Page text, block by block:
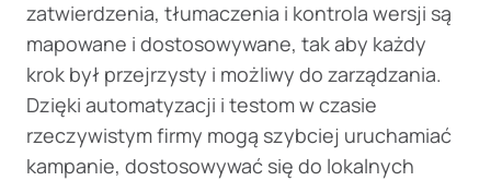
zatwierdzenia, tłumaczenia i kontrola wersji są
mapowane i dostosowywane, tak aby każdy
krok był przejrzysty i możliwy do zarządzania.
Dzięki automatyzacji i testom w czasie
rzeczywistym firmy mogą szybciej uruchamiać
kampanie, dostosowywać się do lokalnych